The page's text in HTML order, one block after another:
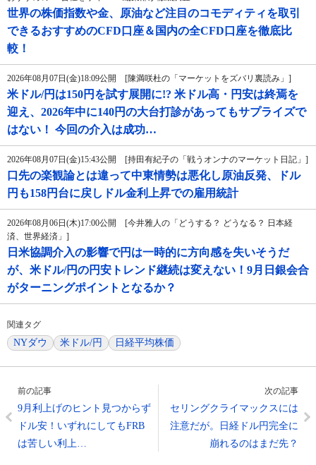
世界の株価指数や金、原油など注目のコモディティを取引
できるおすすめのCFD口座＆国内の全CFD口座を徹底比
較！
2026年08月07日(金)18:09公開 [陳満咲杜の「マーケットをズバリ裏読み」]
米ドル/円は150円を試す展開に!? 米ドル高・円安は終焉を
迎え、2026年中に140円の大台打診があってもサプライズで
はない！ 今回の介入は成功…
2026年08月07日(金)15:43公開 [持田有紀子の「戦うオンナのマーケット日記」]
口先の楽観論とは違って中東情勢は悪化し原油反発、ドル
円も158円台に戻しドル金利上昇での雇用統計
2026年08月06日(木)17:00公開 [今井雅人の「どうする？ どうなる？ 日本経
済、世界経済」]
日米協調介入の影響で円は一時的に方向感を失いそうだ
が、米ドル/円の円安トレンド継続は変えない！9月日銀会合
がターニングポイントとなるか？
関連タグ
NYダウ 米ドル/円 日経平均株価
前の記事
9月利上げのヒント見つからず
ドル安！いずれにしてもFRB
は苦しい利上…
次の記事
セリングクライマックスには
注意だが。日経ドル円完全に
崩れるのはまだ先？